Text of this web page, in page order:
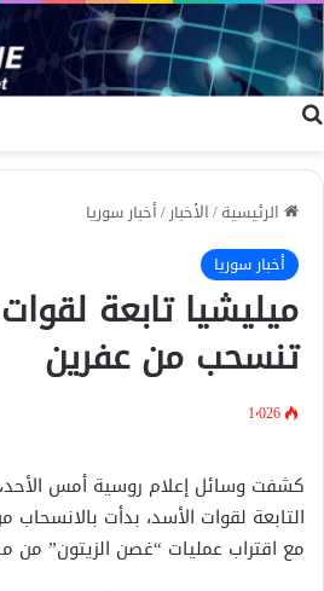
الرئيسية/الأخبار/أخبار سوريا
أخبار سوريا
ميليشيا تابعة
تنسحب من عفرين
1٬026
كشفت وسائل إعلام روسية أمس الأحد،
التابعة لقوات الأسد، بدأت بالانسحاب
مع اقتراب عمليات “غصن الزيتون” من